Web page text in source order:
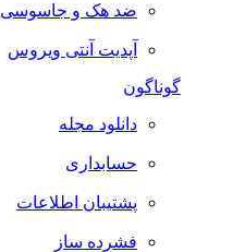
ضد هک و جاسوسی
آپدیت آنتی ویروس
گوناگون
دانلود مجله
حسابداری
پشتیبان اطلاعات
فشرده ساز